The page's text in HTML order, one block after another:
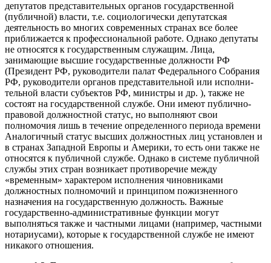
депута­тов представительных органов государственной
(публичной) влас­ти, т.е. социологически депутатская
деятельность во многих со­временных странах все более
приближается к профессиональной работе. Однако депутаты
не относятся к государственным слу­жащим. Лица,
занимающие высшие государственные должности РФ
(Президент РФ, руководители палат Федерального Собра­ния
РФ, руководители органов представительной или исполни­
тельной власти субъектов РФ, министры и др. ), также не
состоят на государственной службе. Они имеют публично-
правовой долж­ностной статус, но выполняют свои
полномочия лишь в течение определенного периода времени
Аналогичный статус высших должностных лиц установлен и
в странах Западной Европы и Америки, то есть они также не
относятся к публичной службе. Одна­ко в системе публичной
службы этих стран возникает противо­речие между
«временным» характером исполнения чиновника­ми
должностных полномочий и принципом пожизненного
назначения на государственную должность. Важные
государствен­но-административные функции могут
выполняться также и част­ными лицами (например, частными
нотариусами), которые к го­сударственной службе не имеют
никакого отношения.